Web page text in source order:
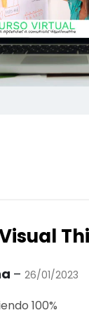
– 26/01/2023
100%